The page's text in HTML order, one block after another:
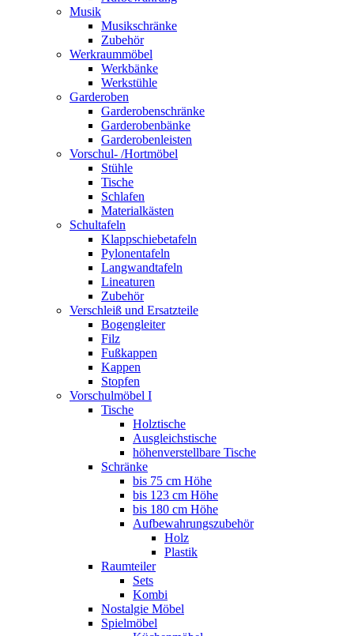
Musik
Musikschränke
Zubehör
Werkraummöbel
Werkbänke
Werkstühle
Garderoben
Garderobenschränke
Garderobenbänke
Garderobenleisten
Vorschul- /Hortmöbel
Stühle
Tische
Schlafen
Materialkästen
Schultafeln
Klappschiebetafeln
Pylonentafeln
Langwandtafeln
Lineaturen
Zubehör
Verschleiß und Ersatzteile
Bogengleiter
Filz
Fußkappen
Kappen
Stopfen
Vorschulmöbel I
Tische
Holztische
Ausgleichstische
höhenverstellbare Tische
Schränke
bis 75 cm Höhe
bis 123 cm Höhe
bis 180 cm Höhe
Aufbewahrungszubehör
Holz
Plastik
Raumteiler
Sets
Kombi
Nostalgie Möbel
Spielmöbel